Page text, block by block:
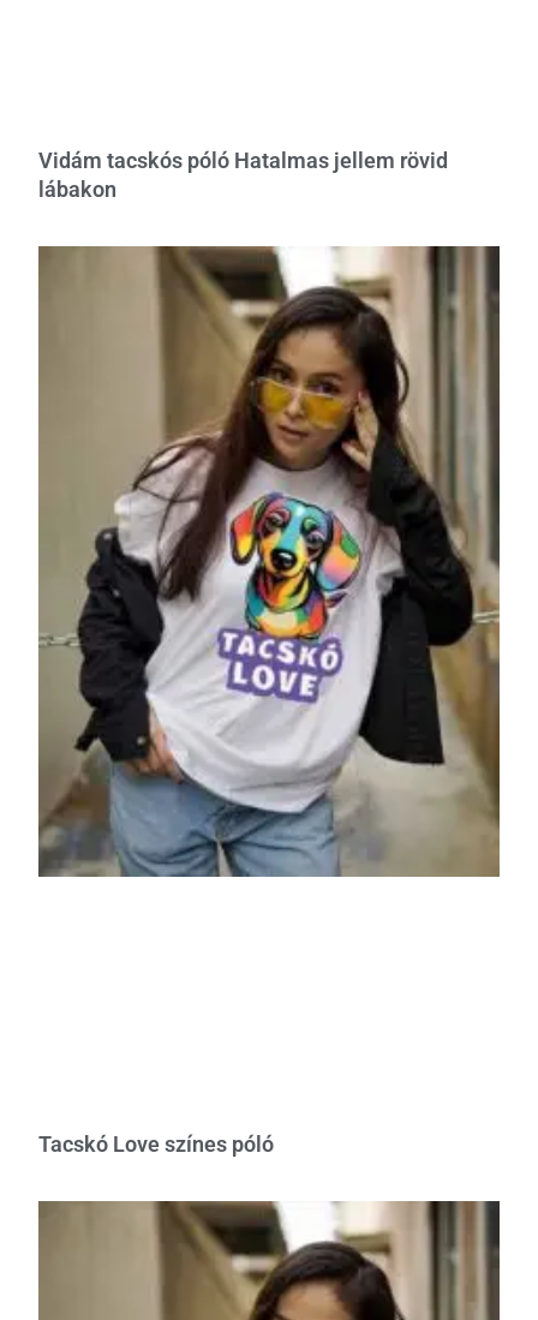
Vidám tacskós póló Hatalmas jellem rövid
lábakon
Tacskó Love színes póló